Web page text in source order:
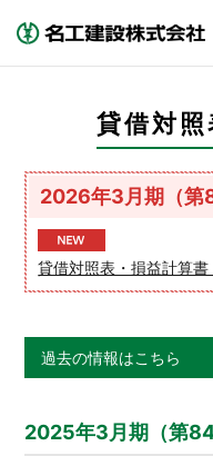
貸借対
2026年3月期（第
貸借対照表・損益計算書
過去の情報はこちら
2025年3月期（第84